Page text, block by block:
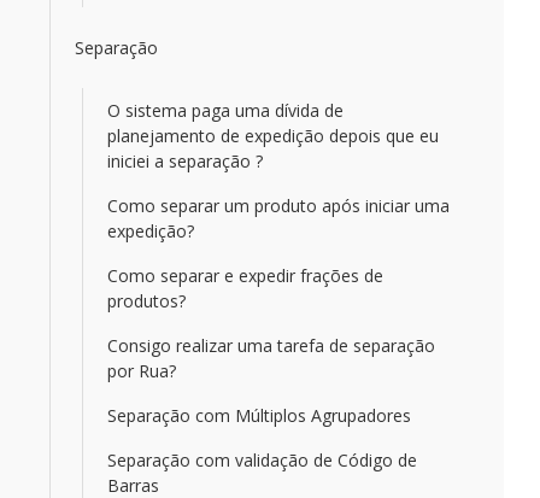
Separação
O sistema paga uma dívida de
planejamento de expedição depois que eu
iniciei a separação ?
Como separar um produto após iniciar uma
expedição?
Como separar e expedir frações de
produtos?
Consigo realizar uma tarefa de separação
por Rua?
Separação com Múltiplos Agrupadores
Separação com validação de Código de
Barras